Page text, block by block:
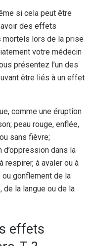
si cela peut être
des effets
lors de la prise
votre médecin
présentez l’un des
être liés à un effet
comme une éruption
peau rouge, enflée,
sans fièvre;
dans la
respirer, à avaler ou à
ou gonflement de la
de la langue ou de la
effets